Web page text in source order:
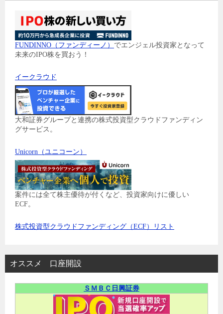
FUNDINNO（ファンディーノ） でエンジェル投資家となって
未来のIPO株を買おう！
イークラウド
大和証券グループと連携の株式投資型クラウドファンディン
グサービス。
Unicorn（ユニコーン）
案件には全て株主優待が付くなど、投資家向けに優しい
ECF。
株式投資型クラウドファンディング（ECF）リスト
オススメ 口座開設
ＳＭＢＣ日興証券